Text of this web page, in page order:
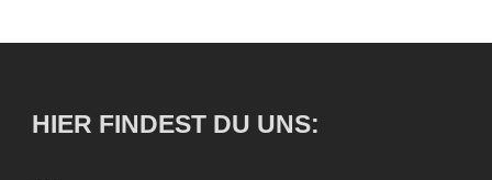
HIER FINDEST DU UNS: